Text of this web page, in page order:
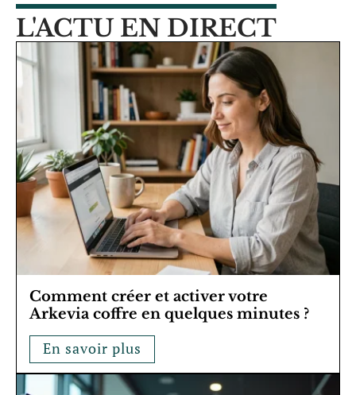
L'ACTU EN DIRECT
Comment créer et activer votre
Arkevia coffre en quelques minutes ?
En savoir plus